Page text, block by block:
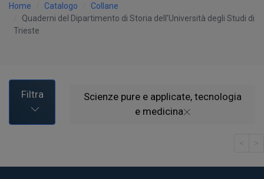
Home Catalogo
Collane
Quaderni del Dipartimento di Storia dell'Università degli Studi di
Trieste
Filtra
Scienze pure e applicate, tecnologia
e medicina
< >